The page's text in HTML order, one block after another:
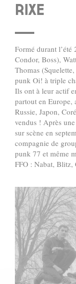
RIXE
Formé durant
Condor, Boss),
Thomas
punk Oi! à triple
Ils ont à leur actif
partout en Europe,
Russie, Japon,
vendus ! Après
sur scène en
compagnie de
punk 77 et même
FFO : Nabat, Blitz,